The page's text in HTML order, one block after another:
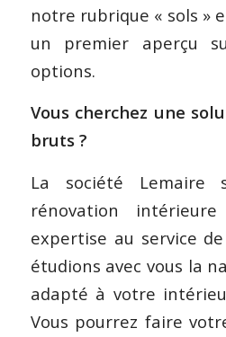
notre rubrique « sols »
un premier aperçu
options.
Vous cherchez une
bruts ?
La société Lemaire
rénovation
expertise au service
étudions avec vous la
adapté à votre
Vous pourrez faire